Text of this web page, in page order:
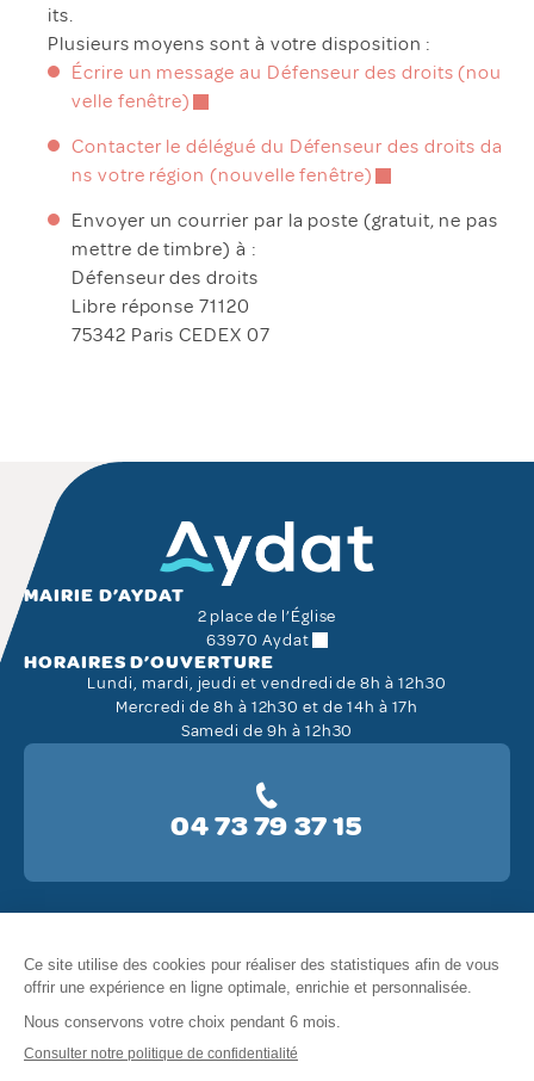
its.
Plusieurs moyens sont à votre disposition :
Écrire un message au Défenseur des droits (nou
velle fenêtre)
Contacter le délégué du Défenseur des droits da
ns votre région (nouvelle fenêtre)
Envoyer un courrier par la poste (gratuit, ne pas
mettre de timbre) à :
Défenseur des droits
Libre réponse 71120
75342 Paris CEDEX 07
MAIRIE D’AYDAT
2 place de l’Église
63970 Aydat
HORAIRES D’OUVERTURE
Lundi, mardi, jeudi et vendredi de 8h à 12h30
Mercredi de 8h à 12h30 et de 14h à 17h
Samedi de 9h à 12h30
04 73 79 37 15
Copyright © 2026 MAIRIE AYDAT
Mentions légales
Politiques de confidentialité
Gestion des cookies